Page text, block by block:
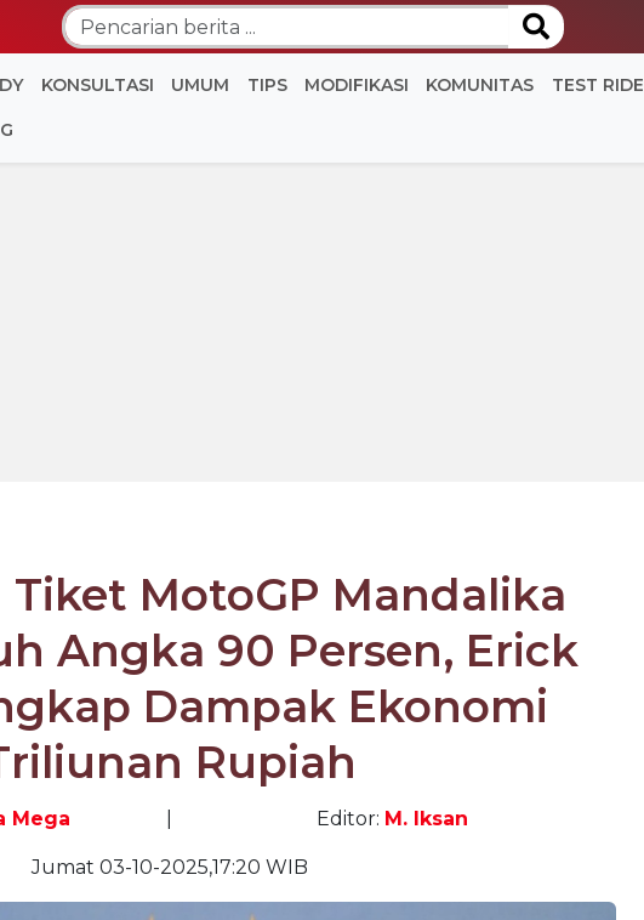
KONSULTASI UMUM TIPS MODIFIKASI KOMUNITAS TEST RIDE
MotoGP Mandalika
Angka 90 Persen, Erick
Dampak Ekonomi
Rupiah
Mega Editor: M. Iksan
Jumat 03-10-2025,17:20 WIB